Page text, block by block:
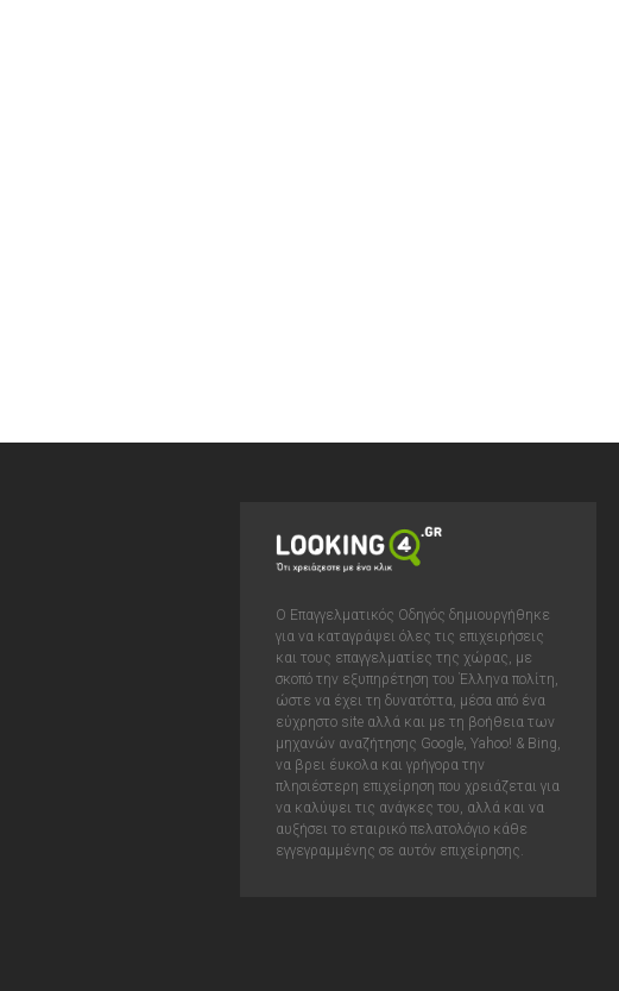
Ο Επαγγελματικός Οδηγός δημιουργήθηκε
για να καταγράψει όλες τις επιχειρήσεις
και τους επαγγελματίες της χώρας, με
σκοπό την εξυπηρέτηση του Έλληνα πολίτη,
ώστε να έχει τη δυνατόττα, μέσα από ένα
εύχρηστο site αλλά και με τη βοήθεια των
μηχανών αναζήτησης Google, Yahoo! & Bing,
να βρει έυκολα και γρήγορα την
πλησιέστερη επιχείρηση που χρειάζεται για
να καλύψει τις ανάγκες του, αλλά και να
αυξήσει το εταιρικό πελατολόγιο κάθε
εγγεγραμμένης σε αυτόν επιχείρησης.